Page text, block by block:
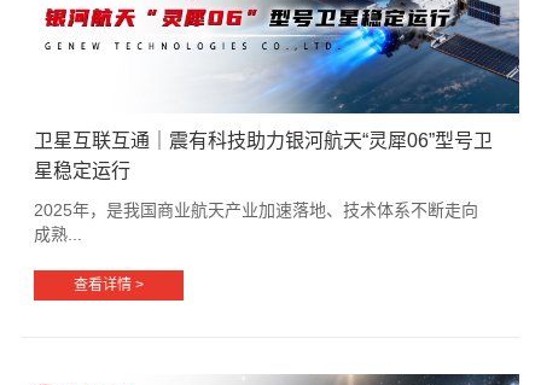
卫星互联互通｜震有科技助力银河航天“灵犀06”型号卫
星稳定运行
2025年，是我国商业航天产业加速落地、技术体系不断走向
成熟...
查看详情 >